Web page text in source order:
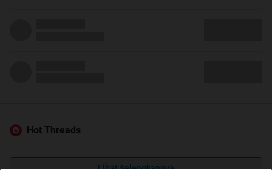
Hot Threads
Lihat Selengkapnya